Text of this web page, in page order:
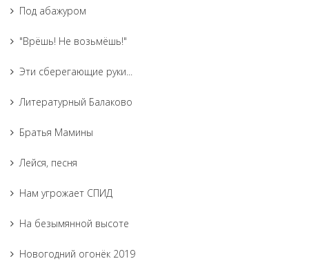
Под абажуром
"Врёшь! Не возьмёшь!"
Эти сберегающие руки...
Литературный Балаково
Братья Мамины
Лейся, песня
Нам угрожает СПИД
На безымянной высоте
Новогодний огонёк 2019